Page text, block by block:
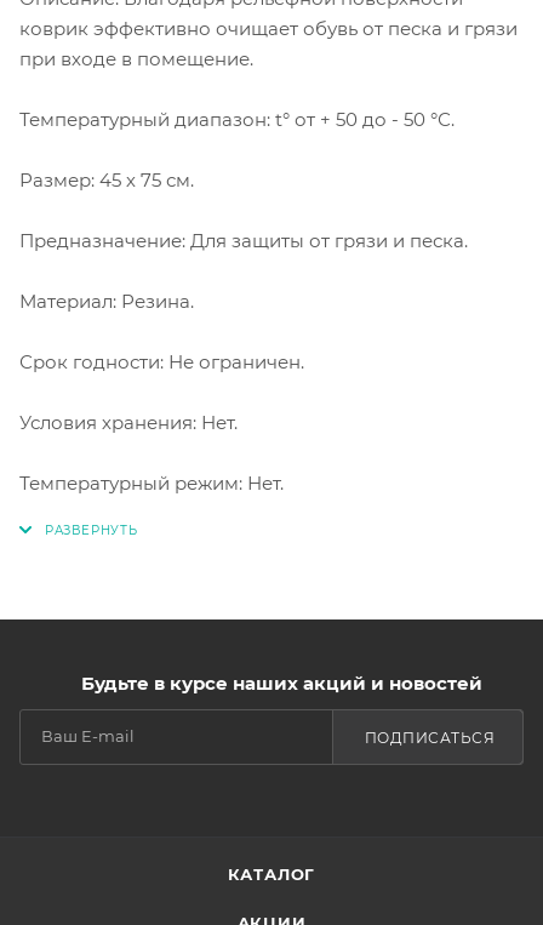
коврик эффективно очищает обувь от песка и грязи
при входе в помещение.
Температурный диапазон: t° от + 50 до - 50 °С.
Размер: 45 х 75 см.
Предназначение: Для защиты от грязи и песка.
Материал: Резина.
Срок годности: Не ограничен.
Условия хранения: Нет.
Температурный режим: Нет.
Будьте в курсе наших акций и новостей
ПОДПИСАТЬСЯ
КАТАЛОГ